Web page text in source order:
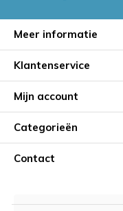
Meer informatie
Klantenservice
Mijn account
Categorieën
Contact